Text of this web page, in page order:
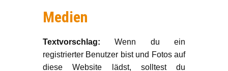
Medien
Textvorschlag:Wenn du ein
registrierter Benutzer bist und Fotos auf
diese Website lädst, solltest du